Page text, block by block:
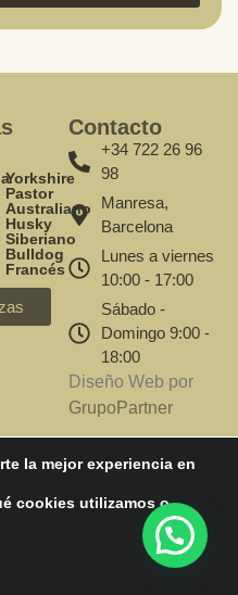
Yorkshire
Pastor
Australiano
Husky
Siberiano
Bulldog
Francés
Contacto
+34 722 26 96
98
Manresa,
Barcelona
Lunes a viernes
10:00 - 17:00
Sábado -
Domingo 9:00 -
18:00
Diseño Web por
GrupoPartner
la mejor experiencia en
cookies utilizamos o